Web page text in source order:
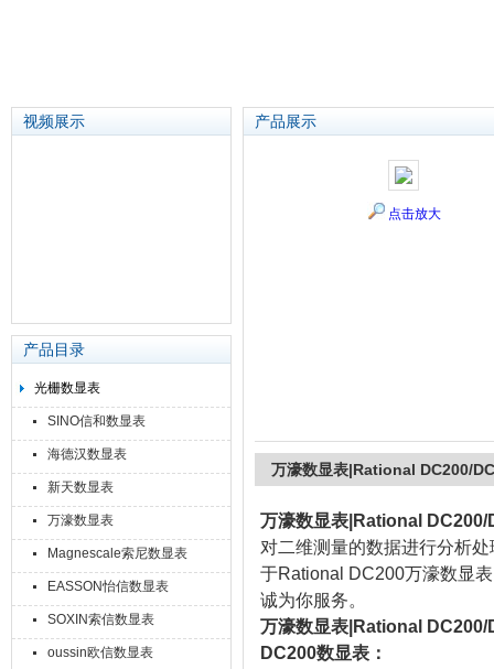
视频展示
产品目录
光栅数显表
SINO信和数显表
海德汉数显表
新天数显表
万濠数显表
Magnescale索尼数显表
EASSON怡信数显表
SOXIN索信数显表
oussin欧信数显表
产品展示
点击放大
万濠数显表|Rational DC200/
万濠数显表|Rational DC200/
对二维测量的数据进行分析
于Rational DC200万濠数显
诚为你服务。
万濠数显表|Rational DC200/
DC200数显表：